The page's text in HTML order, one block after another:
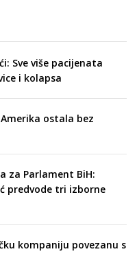
Sve više pacijenata
i kolapsa
ostala bez
za Parlament BiH:
predvode tri izborne
kompaniju povezanu s